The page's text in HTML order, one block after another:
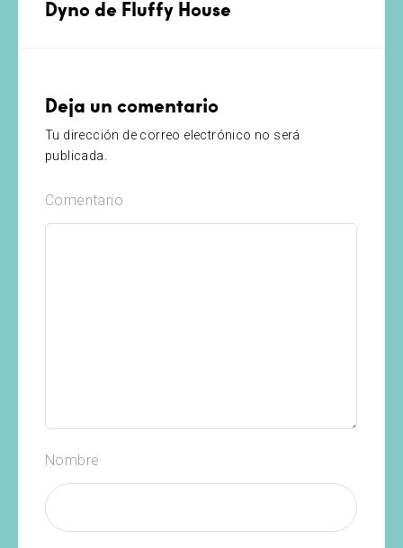
Dyno de Fluffy House
Deja un comentario
Tu dirección de correo electrónico no será
publicada.
Comentario
Nombre